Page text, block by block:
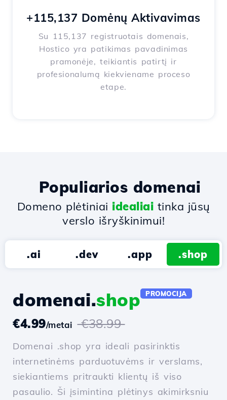
+115,137 Domėnų Aktivavimas
Su 115,137 registruotais domenais,
Hostico yra patikimas pavadinimas
pramonėje, teikiantis patirtį ir
profesionalumą kiekviename proceso
etape.
Populiarios domenai
Domeno plėtiniai idealiai tinka jūsų
verslo išryškinimui!
.ai .dev .app .shop
domenai.shop PROMOCIJA
€4.99/metai €38.99
Domenai .shop yra ideali pasirinktis
internetinėms parduotuvėms ir verslams,
siekiantiems pritraukti klientų iš viso
pasaulio. Ši įsimintina plėtinys akimirksniu